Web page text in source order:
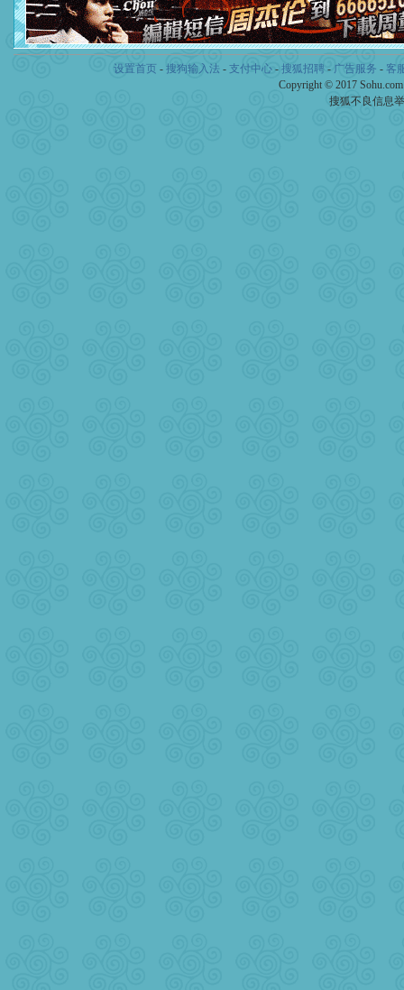
[元旦]当我狠下心扭头离去
泣，这痛楚让我明白我多
卖了。水晶之恋祝你新年快
[春节]风柔雨润好月圆，半
颜！冬去春来似水如烟，
道一声平安！新年吉祥万事
传说薰衣草有四片
设置首页 - 搜狗输入法 - 支付中心- 搜狐招聘- 广告服务 - 客
Copyright © 2017
搜狐不良信息